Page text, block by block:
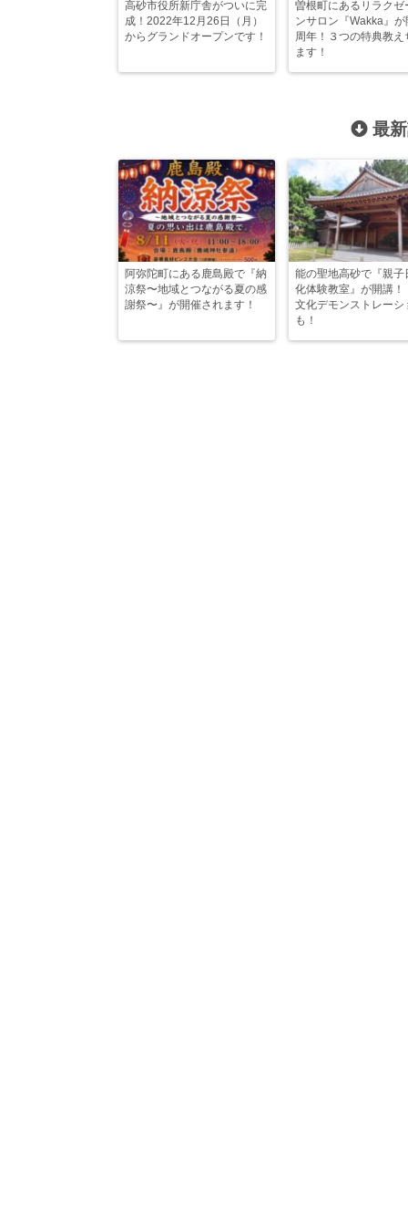
高砂市役所新庁舎がついに完
成！2022年12月26日（月）
からグランドオープンです！
曽根町にあるリラクゼ
ンサロン『Wakka』が
周年！３つの特典教え
ます！
最
阿弥陀町にある鹿島殿で『納
涼祭〜地域とつながる夏の感
謝祭〜』が開催されます！
能の聖地高砂で『親子
化体験教室』が開講！
文化デモンストレーシ
も！